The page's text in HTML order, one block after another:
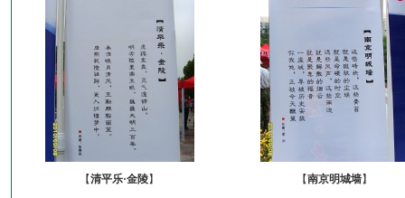
【清平乐·金陵】 【南京明城墙】